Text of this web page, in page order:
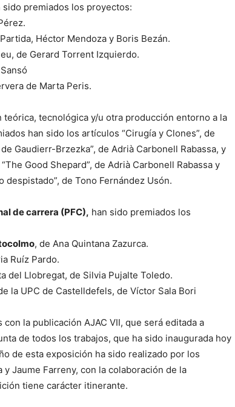
sido premiados los proyectos:
Héctor Mendoza y Boris Bezán.
de Gerard Torrent Izquierdo.
de Marta Peris.
tecnológica y/u otra producción entorno a la
han sido los artículos “Cirugía y Clones”, de
Gaudierr-Brzezka”, de Adrià Carbonell Rabassa, y
Good Shepard”, de Adrià Carbonell Rabassa y
de Tono Fernández Usón.
de carrera (PFC), han sido premiados los
, de Ana Quintana Zazurca.
Ruíz Pardo.
del Llobregat, de Silvia Pujalte Toledo.
la UPC de Castelldefels, de Víctor Sala Bori
la publicación AJAC VII, que será editada a
de todos los trabajos, que ha sido inaugurada hoy
de esta exposición ha sido realizado por los
Jaume Farreny, con la colaboración de la
tiene carácter itinerante.